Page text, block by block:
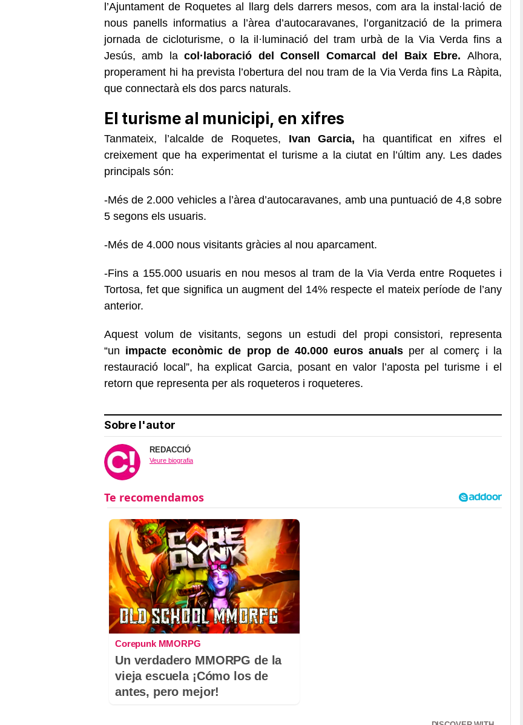
l’Ajuntament de Roquetes al llarg dels darrers mesos, com ara la instal·lació de
nous panells informatius a l’àrea d’autocaravanes, l’organització de la primera
jornada de cicloturisme, o la il·luminació del tram urbà de la Via Verda fins a
Jesús, amb lacol·laboració del Consell Comarcal del Baix Ebre. Alhora,
properament hi ha prevista l’obertura del nou tram de la Via Verda fins La Ràpita,
que connectarà els dos parcs naturals.
El turisme al municipi, en xifres
Tanmateix, l’alcalde de Roquetes, Ivan Garcia, ha quantificat en xifres el
creixement que ha experimentat el turisme a la ciutat en l’últim any. Les dades
principals són:
-Més de 2.000 vehicles a l’àrea d’autocaravanes, amb una puntuació de 4,8 sobre
5 segons els usuaris.
-Més de 4.000 nous visitants gràcies al nou aparcament.
-Fins a 155.000 usuaris en nou mesos al tram de la Via Verda entre Roquetes i
Tortosa, fet que significa un augment del 14% respecte el mateix període de l’any
anterior.
Aquest volum de visitants, segons un estudi del propi consistori, representa
“un impacte econòmic de prop de 40.000 euros anuals per al comerç i la
restauració local”, ha explicat Garcia, posant en valor l’aposta pel turisme i el
retorn que representa per als roqueteros i roqueteres.
Sobre l'autor
REDACCIÓ
Veure biografia
Corepunk MMORPG
Un verdadero MMORPG de la
vieja escuela ¡Cómo los de
antes, pero mejor!